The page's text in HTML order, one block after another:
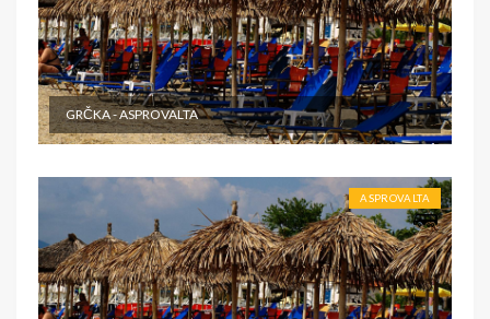
U CENU NIJE UKLJUČENO
- U cenu nije uračunata boravišna taksa. Cena je po
smeštajnoj jedinici po danu i plaća se na licu mesta -
Međunarodno putno zdravstveno osiguranje; -
Korišćenje klima uređaja (cena na upit) - Individualne i
ostale troškove putnika, kao i sve ostale usluge koje
koristi putnik, a nisu pomenute programom putovanja, a
naprave se u toku puta i u toku boravka u objektu.
GRČKA - ASPROVALTA
ASPROVALTA